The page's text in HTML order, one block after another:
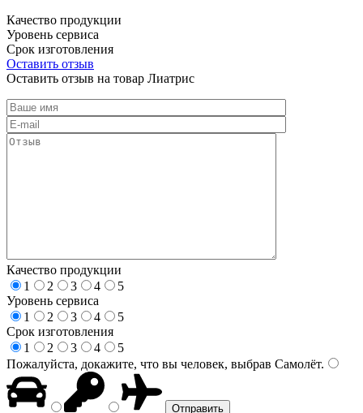
Качество продукции
Уровень сервиса
Срок изготовления
Оставить отзыв
Оставить отзыв на товар Лиатрис
Качество продукции
1
2 3 4
5
Уровень сервиса
1
2 3 4
5
Срок изготовления
1
2 3 4
5
Пожалуйста, докажите, что вы человек, выбрав Самолёт.